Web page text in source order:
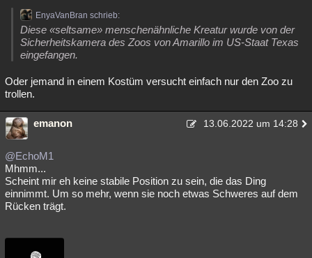
EnyaVanBran schrieb:
Diese «seltsame» menschenähnliche Kreatur wurde von der
Sicherheitskamera des Zoos von Amarillo im US-Staat Texas
eingefangen.
Oder jemand in einem Kostüm versucht einfach nur den Zoo zu
trollen.
emanon 13.06.2022 um 14:28
@EchoM1
Mhmm...
Scheint mir eh keine stabile Position zu sein, die das Ding
einnimmt. Um so mehr, wenn sie noch etwas Schweres auf dem
Rücken trägt.